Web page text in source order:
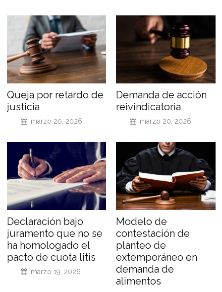
Queja por retardo de
justicia
marzo 20, 2026
Demanda de acción
reivindicatoria
marzo 20, 2026
Declaración bajo
juramento que no se
ha homologado el
pacto de cuota litis
marzo 19, 2026
Modelo de
contestación de
planteo de
extemporáneo en
demanda de
alimentos